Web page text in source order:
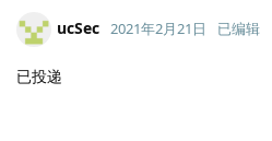
ucSec 2021年2月21日 已编辑
已投递